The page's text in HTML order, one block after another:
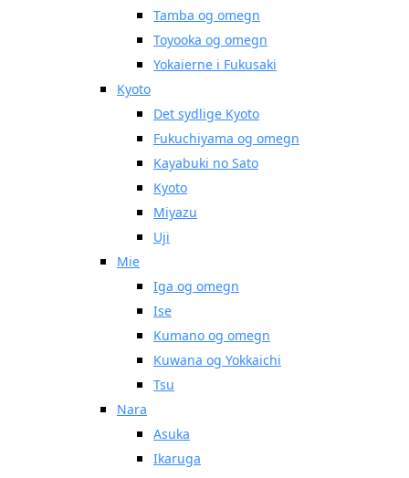
Tamba og omegn
Toyooka og omegn
Yokaierne i Fukusaki
Kyoto
Det sydlige Kyoto
Fukuchiyama og omegn
Kayabuki no Sato
Kyoto
Miyazu
Uji
Mie
Iga og omegn
Ise
Kumano og omegn
Kuwana og Yokkaichi
Tsu
Nara
Asuka
Ikaruga